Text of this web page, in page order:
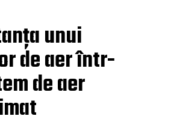
unui
de aer într-
de aer